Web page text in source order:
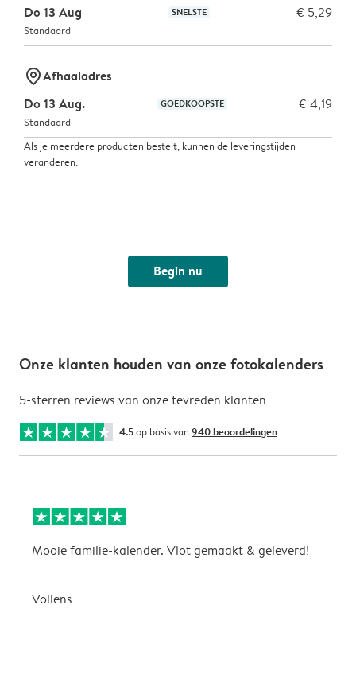
Do 13 Aug SNELSTE € 5,29
Standaard
marker-pinAfhaaladres
Do 13 Aug.
GOEDKOOPSTE € 4,19
Standaard
Als je meerdere producten bestelt, kunnen de leveringstijden
veranderen.
Begin nu
Onze klanten houden van onze fotokalenders
5-sterren reviews van onze tevreden klanten
4.5op basis van 940 beoordelingen
Mooie familie-kalender. Vlot gemaakt & geleverd!
Vollens